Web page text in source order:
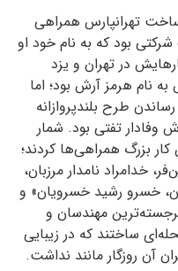
تهرانپارس همراهی
شرکتی بود که به نام خود او
در تهران و یزد
نام هرمز آرش بود؛ اما
طرح بلندپروازانه‌
وفادار تفتی بود. شمار
کار بزرگ همراهی‌ها کردند؛
خدامراد نامدار مرزبان،
خسرو رشید خسرویان» و
مهندسان و
ساختند که در زیبایی
آن روزگار مانند نداشت.